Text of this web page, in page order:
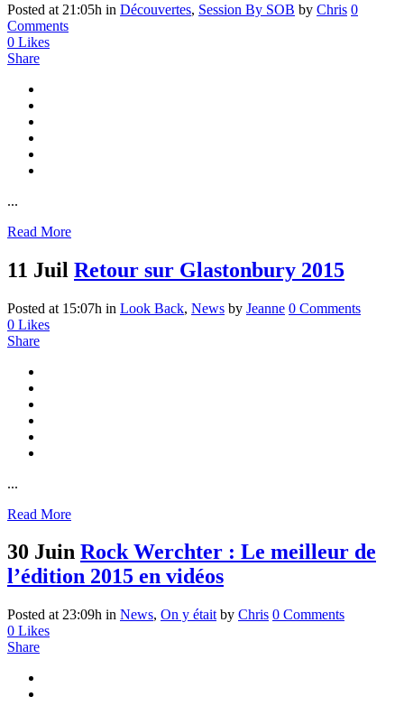
Posted at 21:05h in Découvertes, Session By SOB by Chris 0
Comments
0 Likes
Share
...
Read More
11 Juil Retour sur Glastonbury 2015
Posted at 15:07h in Look Back, News by Jeanne 0 Comments
0 Likes
Share
...
Read More
30 Juin Rock Werchter : Le meilleur de
l’édition 2015 en vidéos
Posted at 23:09h in News, On y était by Chris 0 Comments
0 Likes
Share